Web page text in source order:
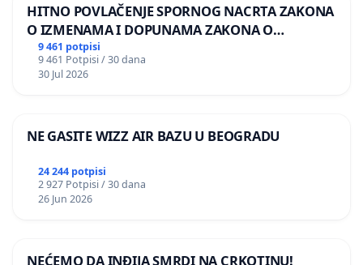
HITNO POVLAČENJE SPORNOG NACRTA ZAKONA
O IZMENAMA I DOPUNAMA ZAKONA O
DOBROBITI ŽIVOTINJA
9 461 potpisi
9 461 Potpisi / 30 dana
30 Jul 2026
NE GASITE WIZZ AIR BAZU U BEOGRADU
24 244 potpisi
2 927 Potpisi / 30 dana
26 Jun 2026
NEĆEMO DA INĐIJA SMRDI NA CRKOTINU!